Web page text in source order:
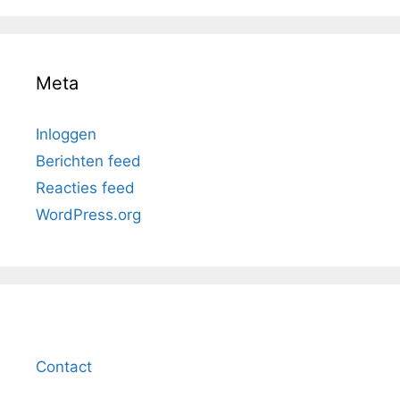
Meta
Inloggen
Berichten feed
Reacties feed
WordPress.org
Contact